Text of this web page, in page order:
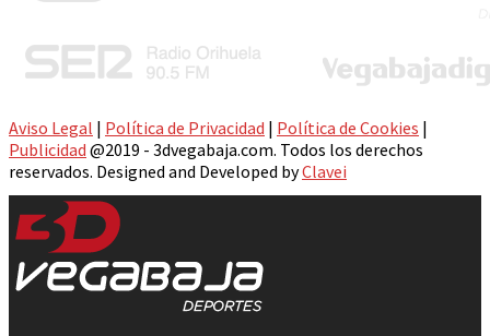
Aviso Legal | Política de Privacidad | Política de Cookies |
Publicidad @2019 - 3dvegabaja.com. Todos los derechos
reservados. Designed and Developed byClavei